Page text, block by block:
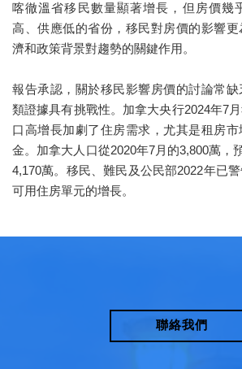
喀徹溫省移民數量顯著增長，但房價幾
高、供應低的省份，移民對房價的影響
濟和政策背景對趨勢的關鍵作用。
報告承認，關於移民影響房價的討論常
類證據具有挑戰性。加拿大央行2024年7
口高增長加劇了住房需求，尤其是租房
金。加拿大人口從2020年7月的3,800萬，
4,170萬。移民、難民及公民部2022年已
可用住房單元的增長。
聯絡我們